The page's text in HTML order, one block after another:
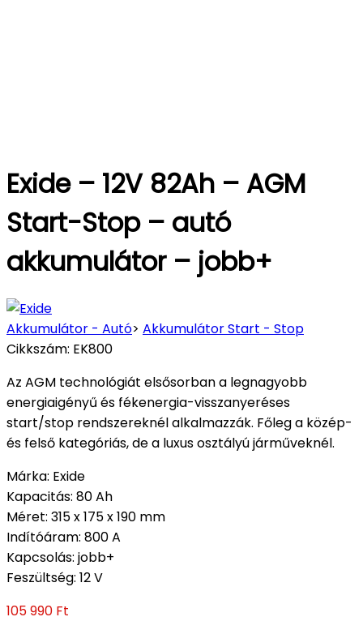
Exide – 12V 82Ah – AGM
Start-Stop – autó
akkumulátor – jobb+
Akkumulátor - Autó> Akkumulátor Start - Stop
Cikkszám: EK800
Az AGM technológiát elsősorban a legnagyobb
energiaigényű és fékenergia-visszanyeréses
start/stop rendszereknél alkalmazzák. Főleg a közép-
és felső kategóriás, de a luxus osztályú járműveknél.
Márka: Exide
Kapacitás: 80 Ah
Méret: 315 x 175 x 190 mm
Indítóáram: 800 A
Kapcsolás: jobb+
Feszültség: 12 V
105 990 Ft